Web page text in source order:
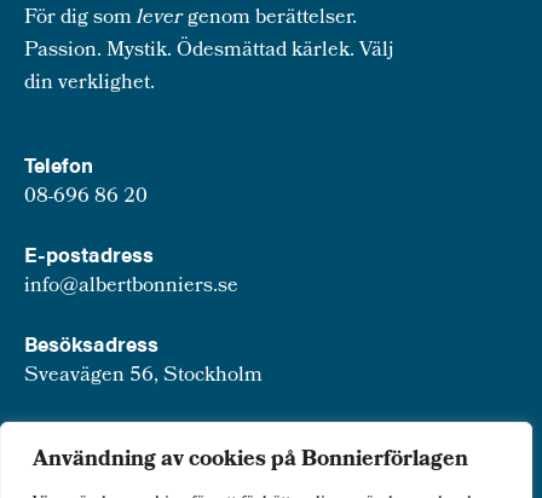
Användning av cookies på Bonnierförlagen
För dig somlevergenom berättelser.
Passion. Mystik. Ödesmättad kärlek. Välj
din verklighet.
Telefon
08-696 86 20
E-postadress
info@albertbonniers.se
Besöksadress
Sveavägen 56, Stockholm
Box 3159, 103 63 Stockholm